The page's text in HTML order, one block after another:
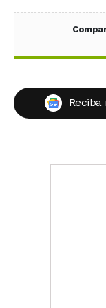
Reciba